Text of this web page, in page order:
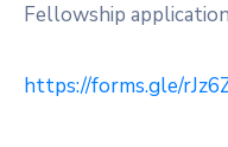
Fellowship
https://forms.gle/